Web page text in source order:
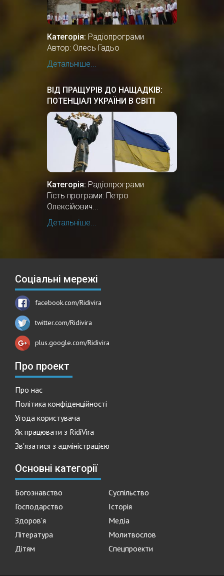
Категорія: Радіопрограми
Автор: Олесь Гадьо
Детальніше...
ВІД ПРАЩУРІВ ДО НАЩАДКІВ:
ПОТЕНЦІАЛ УКРАЇНИ В СВІТІ
Категорія: Радіопрограми
Гість програми: Петро
Олексійович...
Детальніше...
Соціальні мережі
facebook.com/Ridivira
twitter.com/Ridivira
plus.google.com/Ridivira
Про проект
Про нас
Політика конфіденційності
Угода користувача
Як працювати з RidiVira
Зв'язатися з адміністрацією
Основні категорії
Богознавство
Суспільство
Господарство
Історія
Здоров'я
Медіа
Література
Молитвослов
Дітям
Спецпроекти